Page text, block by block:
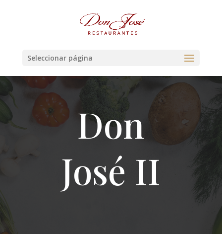
Seleccionar página
Don
José II